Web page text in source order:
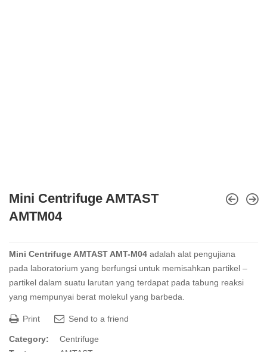
Mini Centrifuge AMTAST
AMTM04
Mini Centrifuge AMTAST AMT-M04 adalah alat pengujiana
pada laboratorium yang berfungsi untuk memisahkan partikel –
partikel dalam suatu larutan yang terdapat pada tabung reaksi
yang mempunyai berat molekul yang barbeda.
Print Send to a friend
Category:
Centrifuge